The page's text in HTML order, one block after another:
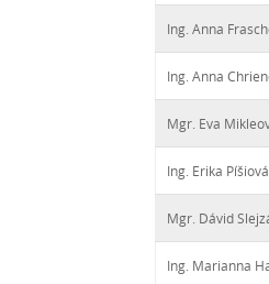
Ing. Anna
Ing. Anna
Mgr. Eva
Ing. Erika Píšiová
Mgr. Dávid
Ing. Marianna